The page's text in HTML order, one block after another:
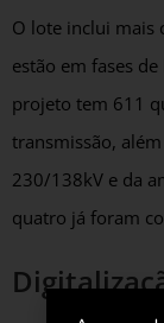
O lote inclui mais
estão em fases
projeto tem 611
transmissão,
230/138kV e da
quatro já foram